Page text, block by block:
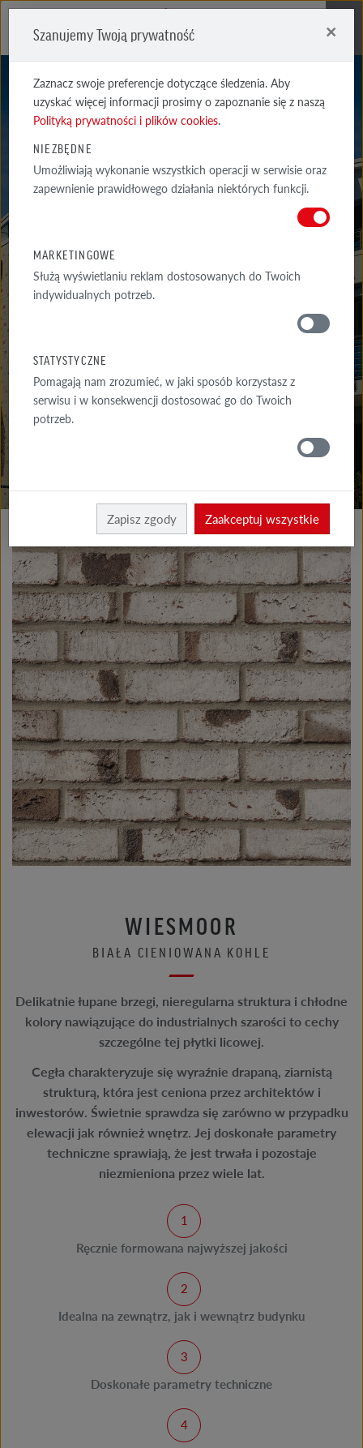
WIESMOOR
GDZIE
WIESMOOR
BIAŁA CIENIOWANA KOHLE
Delikatnie łupane brzegi, nieregularna struktura i chłodne
kolory nawiązujące do industrialnych szarości to cechy
szczególne tej płytki licowej.
Cegła charakteryzuje się wyraźnie drapaną, ziarnistą
strukturą, która jest ceniona przez architektów i
inwestorów. Świetnie sprawdza się zarówno w przypadku
elewacji jak również wnętrz. Jej doskonałe parametry
techniczne sprawiają, że jest trwała i pozostaje
niezmieniona przez wiele lat.
Ręcznie formowana najwyższej jakości
Idealna na zewnątrz, jak i wewnątrz budynku
Doskonałe parametry techniczne
Szanujemy Twoją prywatność ×
Zaznacz swoje preferencje dotyczące śledzenia. Aby
uzyskać więcej informacji prosimy o zapoznanie się z naszą
Polityką prywatności i plików cookies.
NIEZBĘDNE
Umożliwiają wykonanie wszystkich operacji w serwisie oraz
zapewnienie prawidłowego działania niektórych funkcji.
MARKETINGOWE
Służą wyświetlaniu reklam dostosowanych do Twoich
indywidualnych potrzeb.
STATYSTYCZNE
Pomagają nam zrozumieć, w jaki sposób korzystasz z
serwisu i w konsekwencji dostosować go do Twoich
potrzeb.
Zapisz zgody Zaakceptuj wszystkie